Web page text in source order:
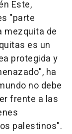
Este,
"parte
mezquita de
es un
protegida y
ha
no debe
frente a las
palestinos".